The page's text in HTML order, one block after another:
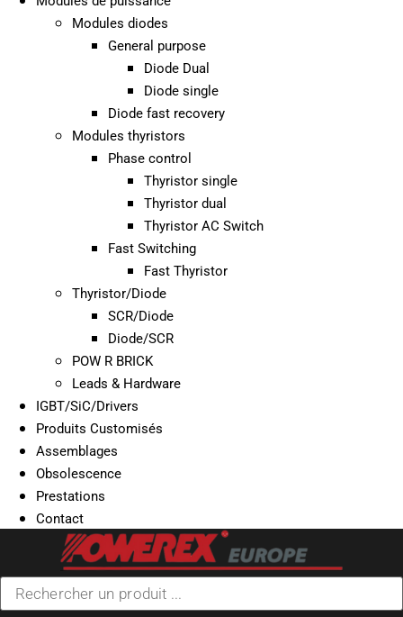
Modules diodes
General purpose
Diode Dual
Diode single
Diode fast recovery
Modules thyristors
Phase control
Thyristor single
Thyristor dual
Thyristor AC Switch
Fast Switching
Fast Thyristor
Thyristor/Diode
SCR/Diode
Diode/SCR
POW R BRICK
Leads & Hardware
IGBT/SiC/Drivers
Produits Customisés
Assemblages
Obsolescence
Prestations
Contact
Search